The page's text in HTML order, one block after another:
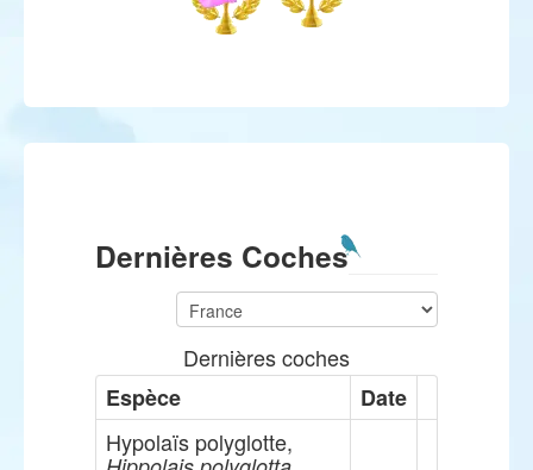
Dernières Coches
Dernières coches
Espèce
Date
Hypolaïs polyglotte,